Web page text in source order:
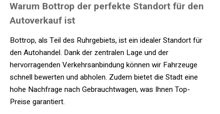
Warum Bottrop der perfekte Standort für den
Autoverkauf ist
Bottrop, als Teil des Ruhrgebiets, ist ein idealer Standort für
den Autohandel. Dank der zentralen Lage und der
hervorragenden Verkehrsanbindung können wir Fahrzeuge
schnell bewerten und abholen. Zudem bietet die Stadt eine
hohe Nachfrage nach Gebrauchtwagen, was Ihnen Top-
Preise garantiert.